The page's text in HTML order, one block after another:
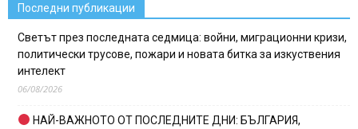
Последни публикации
Светът през последната седмица: войни, миграционни кризи,
политически трусове, пожари и новата битка за изкуствения
интелект
06/08/2026
НАЙ-ВАЖНОТО ОТ ПОСЛЕДНИТЕ ДНИ: БЪЛГАРИЯ,